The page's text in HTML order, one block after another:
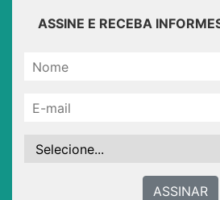
ASSINE E RECEBA
ASSINAR